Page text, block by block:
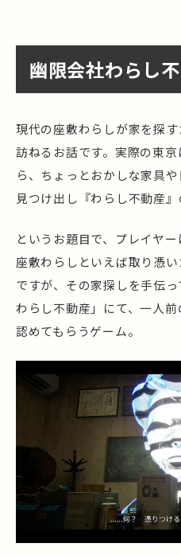
幽限会社わらし
現代の座敷わらしが家を探
訪ねるお話です。実際の東
ら、ちょっとおかしな家具
見つけ出し『わらし不動産
というお題目で、プレイヤー
座敷わらしといえば取り憑
ですが、その家探しを手伝
わらし不動産」にて、一人
認めてもらうゲーム。